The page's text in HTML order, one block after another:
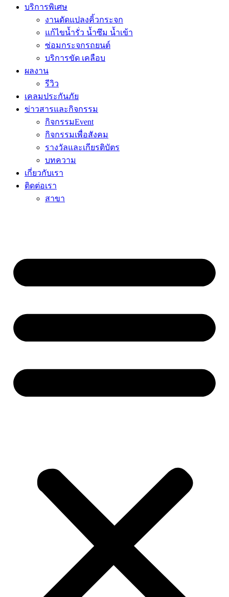
บริการพิเศษ
งานดัดแปลงคิ้วกระจก
แก้ไขน้ำรั่ว น้ำซึม น้ำเข้า
ซ่อมกระจกรถยนต์
บริการขัด เคลือบ
ผลงาน
รีวิว
เคลมประกันภัย
ข่าวสารและกิจกรรม
กิจกรรมEvent
กิจกรรมเพื่อสังคม
รางวัลและเกียรติบัตร
บทความ
เกี่ยวกับเรา
ติดต่อเรา
สาขา